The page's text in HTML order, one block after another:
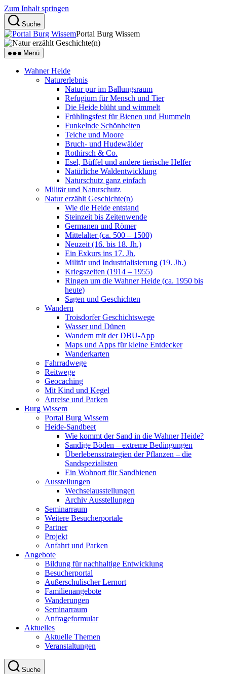
Zum Inhalt springen
Suche
Portal Burg Wissem
Menü
Wahner Heide
Naturerlebnis
Natur pur im Ballungsraum
Refugium für Mensch und Tier
Die Heide blüht und wimmelt
Frühlingsfest für Bienen und Hummeln
Funkelnde Schönheiten
Teiche und Moore
Bruch- und Hudewälder
Rothirsch & Co.
Esel, Büffel und andere tierische Helfer
Natürliche Waldentwicklung
Naturschutz ganz einfach
Militär und Naturschutz
Natur erzählt Geschichte(n)
Wie die Heide entstand
Steinzeit bis Zeitenwende
Germanen und Römer
Mittelalter (ca. 500 – 1500)
Neuzeit (16. bis 18. Jh.)
Ein Exkurs ins 17. Jh.
Militär und Industrialisierung (19. Jh.)
Kriegszeiten (1914 – 1955)
Ringen um die Wahner Heide (ca. 1950 bis
heute)
Sagen und Geschichten
Wandern
Troisdorfer Geschichtswege
Wasser und Dünen
Wandern mit der DBU-App
Maps und Apps für kleine Entdecker
Wanderkarten
Fahrradwege
Reitwege
Geocaching
Mit Kind und Kegel
Anreise und Parken
Burg Wissem
Portal Burg Wissem
Heide-Sandbeet
Wie kommt der Sand in die Wahner Heide?
Sandige Böden – extreme Bedingungen
Überlebensstrategien der Pflanzen – die
Sandspezialisten
Ein Wohnort für Sandbienen
Ausstellungen
Wechselausstellungen
Archiv Ausstellungen
Seminarraum
Weitere Besucherportale
Partner
Projekt
Anfahrt und Parken
Angebote
Bildung für nachhaltige Entwicklung
Besucherportal
Außerschulischer Lernort
Familienangebote
Wanderungen
Seminarraum
Anfrageformular
Aktuelles
Aktuelle Themen
Veranstaltungen
Suche